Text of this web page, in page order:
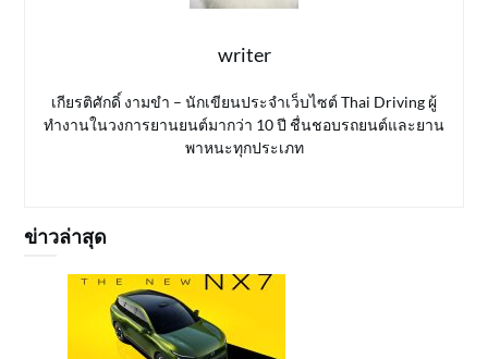
writer
เกียรติศักดิ์ งามขำ – นักเขียนประจำเว็บไซต์ Thai Driving ผู้
ทำงานในวงการยานยนต์มากว่า 10 ปี ชื่นชอบรถยนต์และยาน
พาหนะทุกประเภท
ข่าวล่าสุด